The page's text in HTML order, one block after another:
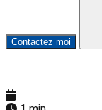
Contactez moi